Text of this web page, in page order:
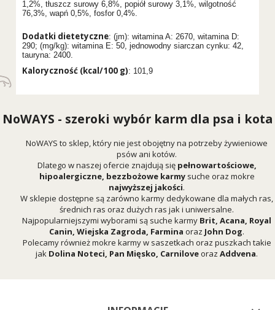
1,2%, tłuszcz surowy 6,8%, popiół surowy 3,1%, wilgotność
76,3%, wapń 0,5%, fosfor 0,4%.
Dodatki dietetyczne: (jm): witamina A: 2670, witamina D:
290; (mg/kg): witamina E: 50, jednowodny siarczan cynku: 42,
tauryna: 2400.
Kaloryczność (kcal/100 g): 101,9
NoWAYS - szeroki wybór karm dla psa i kota
NoWAYS to sklep, który nie jest obojętny na potrzeby żywieniowe
psów ani kotów.
Dlatego w naszej ofercie znajdują się pełnowartościowe,
hipoalergiczne, bezzbożowe karmy suche oraz mokre
najwyższej jakości.
W sklepie dostępne są zarówno karmy dedykowane dla małych ras,
średnich ras oraz dużych ras jak i uniwersalne.
Najpopularniejszymi wyborami są suche karmy Brit, Acana, Royal
Canin, Wiejska Zagroda, Farmina oraz John Dog.
Polecamy również mokre karmy w saszetkach oraz puszkach takie
jak Dolina Noteci, Pan Mięsko, Carniloveoraz Addvena.